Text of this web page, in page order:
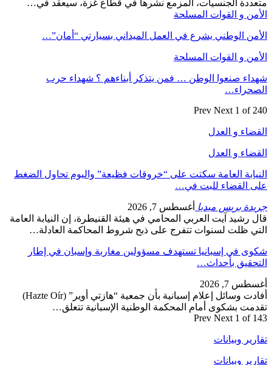
متعددة الجنسيات، المزمع نشرها في قطاع غزة، سيعقد في…
الأمن و القوات المسلحة
الأمن الوطني يشرع في العمل الميداني بسيارتي “أمان”…
الأمن و القوات المسلحة
شهداء صنعوا الوطن … فمن يتذكر أبناءهم ؟ شهداء حرب
الصحراء…
Prev Next 1 of 240
القضاء و العدل
القضاء و العدل
النيابة العامة سكتت على “خروقات فظيعة” واليوم تحاول الضغط
على القضاء للبت في…
جريدة بريس ميديا أغسطس 7, 2026
قال رشيد آيت العربي المحامي في هيئة القنيطرة، إن النيابة العامة
التي ظلت لسنوات تتفرج على ذبح شروط المحاكمة العادلة…
شكوى في إسبانيا تستهدف مسؤولين مغاربة وإسبان في إطار
التحقيق بأحداث…
أغسطس 7, 2026
أفادت وسائل إعلام إسبانية بأن جمعية “هازتي أوير” (Hazte Oír)
تقدمت بشكوى أمام المحكمة الوطنية الإسبانية تتعلق…
Prev Next 1 of 143
تقارير وبيانات
تقارير وبيانات